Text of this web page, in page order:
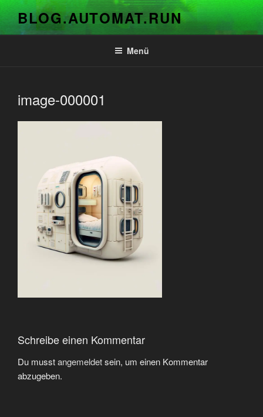
Zum
Inhalt
springen
BLOG.AUTOMAT.RUN
Menü
image-000001
Schreibe einen Kommentar
Du musstangemeldetsein, um einen Kommentar
abzugeben.